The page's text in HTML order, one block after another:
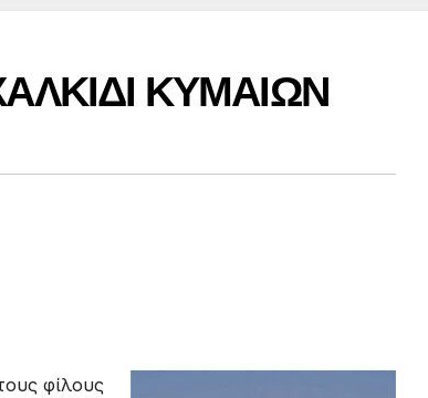
ΚΥΜΑΙΩΝ
φίλους